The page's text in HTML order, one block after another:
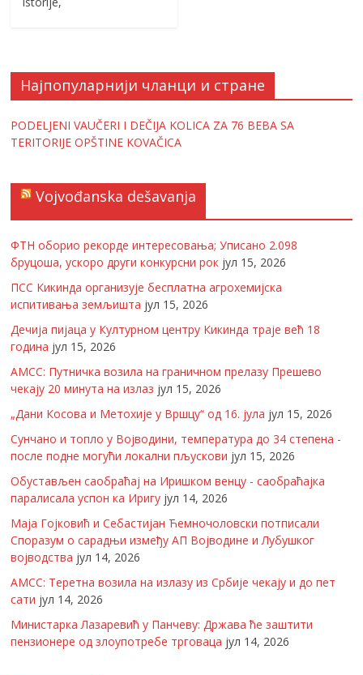
Најпопуларнији чланци и стране
PODELJENI VAUČERI I DEČIJA KOLICA ZA 76 BEBA SA
TERITORIJE OPŠTINE KOVAČICA
Vojvođanska dešavanja
ФТН оборио рекорде интересовања; Уписано 2.098
бруцоша, ускоро други конкурсни рок јул 15, 2026
ПСС Кикинда организује бесплатна агрохемијска
испитивања земљишта јул 15, 2026
Дечија пијаца у Културном центру Кикинда траје већ 18
година јул 15, 2026
АМСС: Путничка возила на граничном прелазу Прешево
чекају 20 минута на излаз јул 15, 2026
„Дани Косова и Метохије у Вршцу“ од 16. јула јул 15, 2026
Сунчано и топло у Војводини, температура до 34 степена -
после подне могући локални пљускови јул 15, 2026
Обустављен саобраћај на Иришком венцу - саобраћајка
паралисала успон ка Иригу јул 14, 2026
Маја Гојковић и Себастијан Ћемночоловски потписали
Споразум о сарадњи између АП Војводине и Лубушког
војводства јул 14, 2026
АМСС: Теретна возила на излазу из Србије чекају и до пет
сати јул 14, 2026
Министарка Лазаревић у Панчеву: Држава ће заштити
пензионере од злоупотребе трговаца јул 14, 2026